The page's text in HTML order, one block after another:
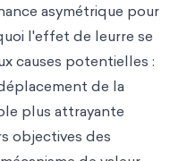
asymétrique pour
l'effet de leurre se
causes potentielles :
de la
plus attrayante
objectives des